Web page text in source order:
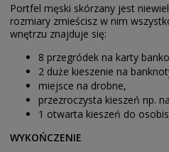
Portfel męski skórzany jest
rozmiary zmieścisz w nim
wnętrzu znajduje się:
8 przegródek na karty
2 duże kieszenie na
miejsce na drobne,
przezroczysta kieszeń np.
1 otwarta kieszeń do
WYKOŃCZENIE